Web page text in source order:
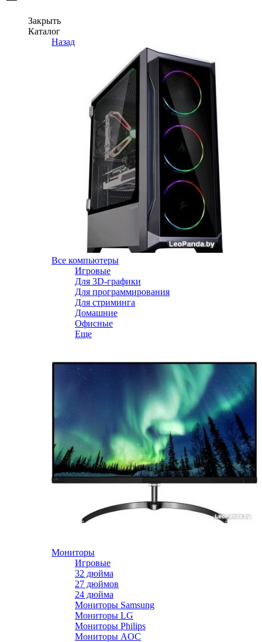
Закрыть
Каталог
Назад
Все компьютеры
Игровые
Для 3D-графики
Для программирования
Для стриминга
Домашние
Офисные
Еще
Мониторы
Игровые
32 дюйма
27 дюймов
24 дюйма
Мониторы Samsung
Мониторы LG
Мониторы Philips
Мониторы AOC